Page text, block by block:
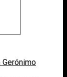
Gerónimo